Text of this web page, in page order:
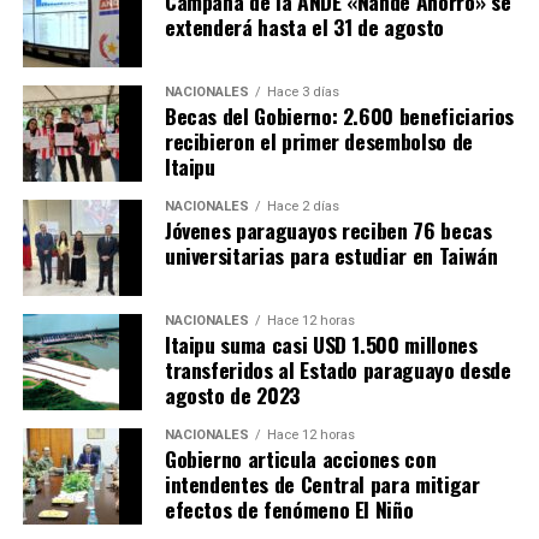
no arrojar basuras.
En ese sentido, aconsejó a la ciudadanía a realizar la
limpieza y evitar bajar los vidrios de los autos en los
semáforos, para tirar basuras. A modo de ejemplo,
mencionó el caso del Arroyo Morotí, que fue limpiado
en varias ocasiones con apoyo de los efectivos militares.
Sostuvo que si no tomamos conciencia, estaremos en la
misma situación dentro de 15 días.
Las Fuerzas Armadas de la Nación, pondrán a
disposición personal y todos sus medios logísticos, con
efectivos, equipos y transporte del Ejército Paraguayo,
la Armada Paraguaya, la Fuerza Aérea Paraguaya y el
Comando Logístico, listos para actuar y asistir a la
ciudadanía en caso de necesidad, informaron las
autoridades nacionales.
Asi también, Adolfo Vallejos, en representación del
Ministerio de Educación y Ciencias, expresó que la
oportunidad de formación académica, mediante becas
de grado y post grados en prestigiosas universidades
taiwanesas, constituyen un regalo que agradecen.
Añadió que el intercambio académico, científico,
tecnológico, cultural y humano, consolidan la amistad
de ambos pueblos.
extenderá hasta el 31 de agosto
NACIONALES Hace 3 días
Becas del Gobierno: 2.600 beneficiarios
recibieron el primer desembolso de
Itaipu
NACIONALES Hace 2 días
Jóvenes paraguayos reciben 76 becas
universitarias para estudiar en Taiwán
NACIONALES Hace 12 horas
Itaipu suma casi USD 1.500 millones
transferidos al Estado paraguayo desde
agosto de 2023
NACIONALES Hace 12 horas
Gobierno articula acciones con
intendentes de Central para mitigar
efectos de fenómeno El Niño